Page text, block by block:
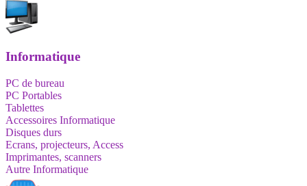
Informatique
PC de bureau
PC Portables
Tablettes
Accessoires Informatique
Disques durs
Ecrans, projecteurs, Access
Imprimantes, scanners
Autre Informatique